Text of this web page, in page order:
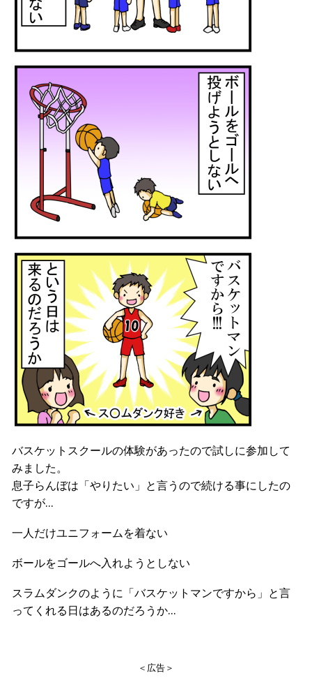
バスケットスクールの体験があったので試しに参加して
みました。
息子らんぼは「やりたい」と言うので続ける事にしたの
ですが…
一人だけユニフォームを着ない
ボールをゴールへ入れようとしない
スラムダンクのように「バスケットマンですから」と言
ってくれる日はあるのだろうか…
＜広告＞